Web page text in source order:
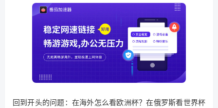
回到开头的问题：在海外怎么看欧洲杯？在俄罗斯看世界杯